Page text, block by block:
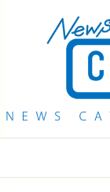
QAB